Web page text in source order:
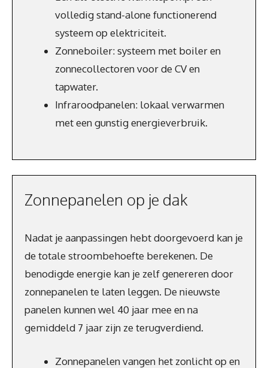
volledig stand-alone functionerend
systeem op elektriciteit.
Zonneboiler: systeem met boiler en
zonnecollectoren voor de CV en
tapwater.
Infraroodpanelen: lokaal verwarmen
met een gunstig energieverbruik.
Zonnepanelen op je dak
Nadat je aanpassingen hebt doorgevoerd kan je
de totale stroombehoefte berekenen. De
benodigde energie kan je zelf genereren door
zonnepanelen te laten leggen. De nieuwste
panelen kunnen wel 40 jaar mee en na
gemiddeld 7 jaar zijn ze terugverdiend.
Zonnepanelen vangen het zonlicht op en